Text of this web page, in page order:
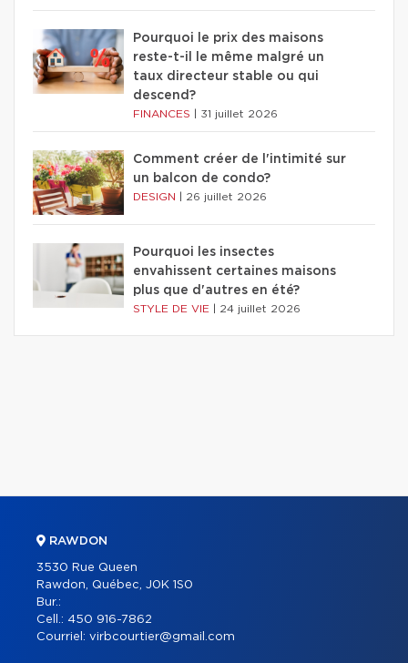
Pourquoi le prix des maisons
reste-t-il le même malgré un
taux directeur stable ou qui
descend?
FINANCES 31 juillet 2026
Comment créer de l'intimité sur
un balcon de condo?
DESIGN 26 juillet 2026
Pourquoi les insectes
envahissent certaines maisons
plus que d'autres en été?
STYLE DE VIE 24 juillet 2026
RAWDON
3530 Rue Queen
Rawdon, Québec, J0K 1S0
Bur.:
Cell.: 450 916-7862
Courriel: virbcourtier@gmail.com